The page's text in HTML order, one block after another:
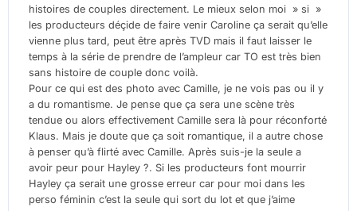
histoires de couples directement. Le mieux selon moi » si »
les producteurs déçide de faire venir Caroline ça serait qu’elle
vienne plus tard, peut être après TVD mais il faut laisser le
temps à la série de prendre de l’ampleur car TO est très bien
sans histoire de couple donc voilà.
Pour ce qui est des photo avec Camille, je ne vois pas ou il y
a du romantisme. Je pense que ça sera une scène très
tendue ou alors effectivement Camille sera là pour réconforté
Klaus. Mais je doute que ça soit romantique, il a autre chose
à penser qu’à flirté avec Camille. Après suis-je la seule a
avoir peur pour Hayley ?. Si les producteurs font mourrir
Hayley ça serait une grosse erreur car pour moi dans les
perso féminin c’est la seule qui sort du lot et que j’aime